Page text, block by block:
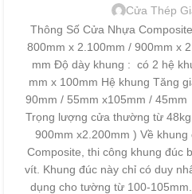
Cửa Thép
Thông Số Cửa Nhựa
800mm x 2.100mm / 900mm x
mm Độ dày khung : có 2 hệ
mm x 100mm Hệ khung Tăng
90mm / 55mm x105mm /
Trọng lượng cửa thường từ
900mm x2.200mm ) Về
Composite, thi công khung đúc
vít. Khung đúc này chỉ có duy
dụng cho tường từ 100-